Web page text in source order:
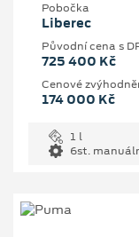
Pobočka
Liberec
Původní cena s
725 400 Kč
Cenové
174 000 Kč
1 l
6st.